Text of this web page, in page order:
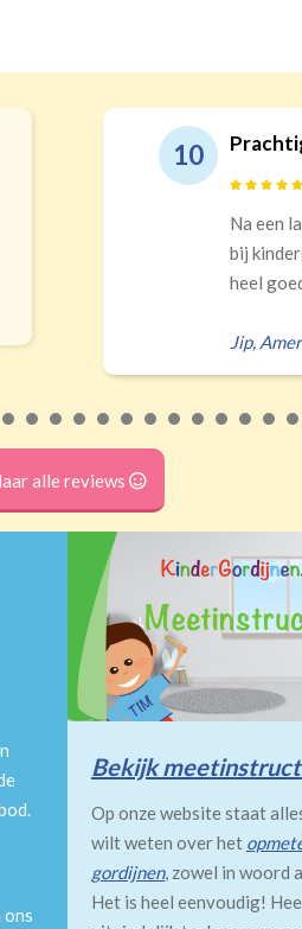
Prachtige
Na een lange
bij
heel goed
Amersfoort
alle reviews
ons
Bekijk
Op onze website staat
wilt weten over het
gordijnen, zowel in woord
Het is heel eenvoudig!